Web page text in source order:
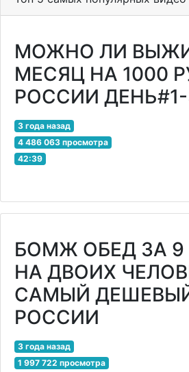
МОЖНО ЛИ
МЕСЯЦ НА 1000
РОССИИ
3 года назад
4 486 063 просмотра
42:39
БОМЖ ОБЕД ЗА 9
НА ДВОИХ
САМЫЙ
РОССИИ
3 года назад
1 997 722 просмотра